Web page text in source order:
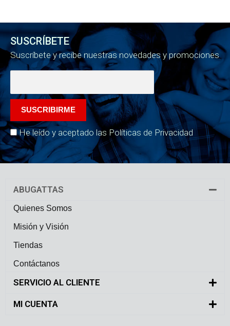
SUSCRÍBETE
Suscríbete y recibe nuestras novedades y promociones
He leído y aceptado las Políticas de Privacidad
ABUGATTAS
Quienes Somos
Misión y Visión
Tiendas
Contáctanos
SERVICIO AL CLIENTE
MI CUENTA